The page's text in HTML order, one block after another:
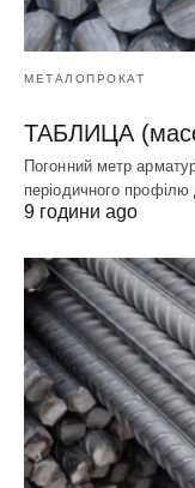
МЕТАЛОПРОКАТ
ТАБЛИЦА
Погонний метр
періодичного
9 години ago